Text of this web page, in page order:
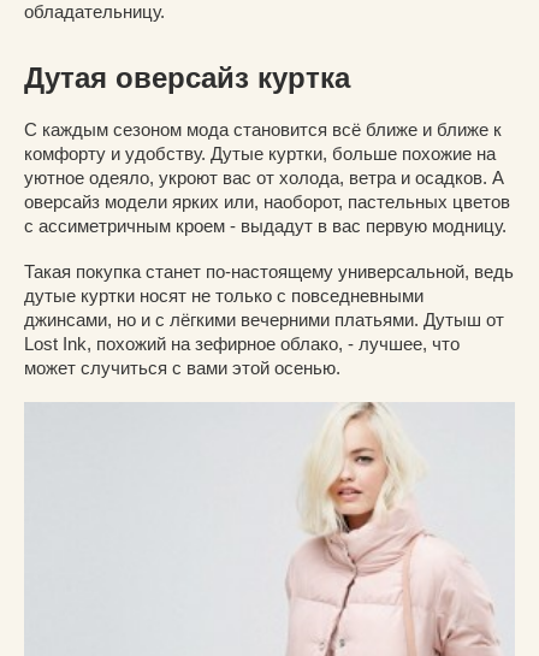
обладательницу.
Дутая оверсайз куртка
С каждым сезоном мода становится всё ближе и ближе к
комфорту и удобству. Дутые куртки, больше похожие на
уютное одеяло, укроют вас от холода, ветра и осадков. А
оверсайз модели ярких или, наоборот, пастельных цветов
с ассиметричным кроем - выдадут в вас первую модницу.
Такая покупка станет по-настоящему универсальной, ведь
дутые куртки носят не только с повседневными
джинсами, но и с лёгкими вечерними платьями. Дутыш от
Lost Ink, похожий на зефирное облако, - лучшее, что
может случиться с вами этой осенью.